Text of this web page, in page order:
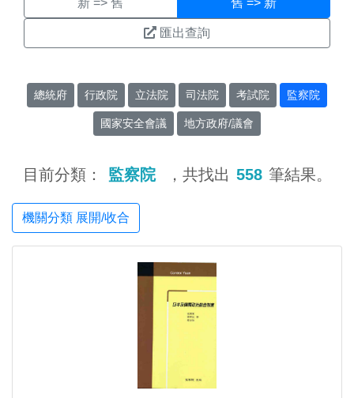
新 => 舊 舊 => 新
匯出查詢
總統府 行政院 立法院 司法院 考試院 監察院
國家安全會議 地方政府/議會
目前分類： 監察院 ，共找出 558 筆結果。
機關分類 展開/收合